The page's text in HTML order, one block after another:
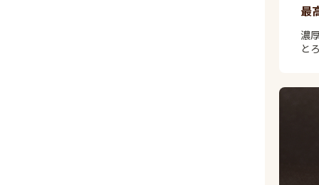
最
濃
と